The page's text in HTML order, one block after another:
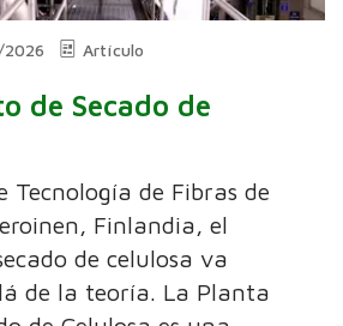
Artículo
de Secado de
Tecnología de Fibras de
Finlandia, el
de celulosa va
de la teoría. La Planta